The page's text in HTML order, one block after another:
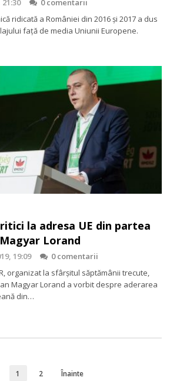
0 comentarii
ridicată a României din 2016 și 2017 a dus
față de media Uniunii Europene.
la adresa UE din partea
Lorand
19:09
0 comentarii
organizat la sfârșitul săptămânii trecute,
Magyar Lorand a vorbit despre aderarea
din…
1 2 Înainte